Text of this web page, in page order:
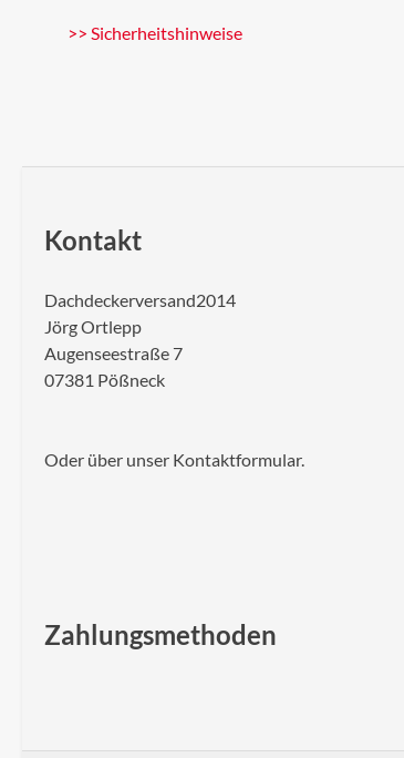
>> Sicherheitshinweise
Kontakt
Dachdeckerversand2014
Jörg Ortlepp
Augenseestraße 7
07381 Pößneck
Oder über unser Kontaktformular.
Zahlungsmethoden